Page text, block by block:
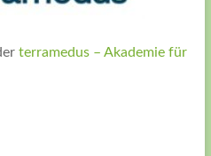
terramedus – Akademie für